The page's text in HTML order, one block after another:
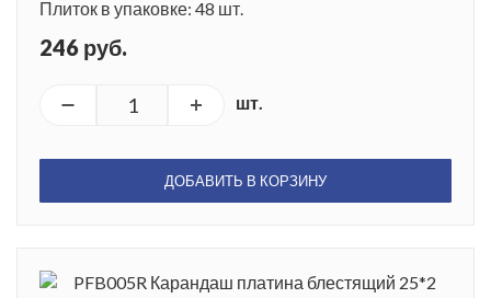
Плиток в упаковке: 48 шт.
246 руб.
шт.
ДОБАВИТЬ В КОРЗИНУ